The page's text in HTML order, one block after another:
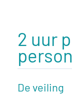
2 uur
De veiling